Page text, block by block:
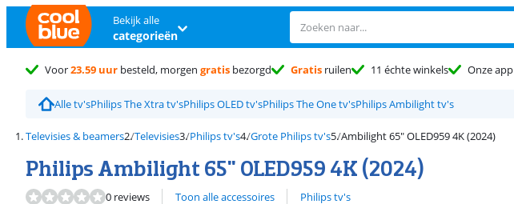
Bekijk alle
categorieën
Voor23.59 uur besteld, morgen gratis bezorgd Gratis ruilen 11 échte winkels Onze app
Alle tv'sPhilips The Xtra tv'sPhilips OLED tv'sPhilips The One tv'sPhilips Ambilight tv's
Televisies & beamers Televisies Philips tv's Grote Philips tv's Ambilight 65" OLED959 4K (2024)
Philips Ambilight 65" OLED959 4K (2024)
0 reviews Toon alle accessoires
Bekijk alle Philips tv's